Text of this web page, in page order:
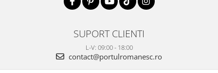
SUPORT CLIENTI
L-V: 09:00 - 18:00
contact@portulromanesc.ro